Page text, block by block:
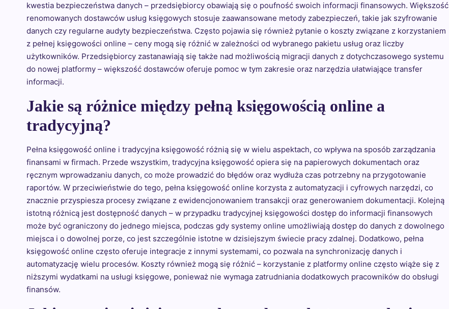
kwestia bezpieczeństwa danych – przedsiębiorcy obawiają się o poufność swoich informacji finansowych. Większość
renomowanych dostawców usług księgowych stosuje zaawansowane metody zabezpieczeń, takie jak szyfrowanie
danych czy regularne audyty bezpieczeństwa. Często pojawia się również pytanie o koszty związane z korzystaniem
z pełnej księgowości online – ceny mogą się różnić w zależności od wybranego pakietu usług oraz liczby
użytkowników. Przedsiębiorcy zastanawiają się także nad możliwością migracji danych z dotychczasowego systemu
do nowej platformy – większość dostawców oferuje pomoc w tym zakresie oraz narzędzia ułatwiające transfer
informacji.
Jakie są różnice między pełną księgowością online a
tradycyjną?
Pełna księgowość online i tradycyjna księgowość różnią się w wielu aspektach, co wpływa na sposób zarządzania
finansami w firmach. Przede wszystkim, tradycyjna księgowość opiera się na papierowych dokumentach oraz
ręcznym wprowadzaniu danych, co może prowadzić do błędów oraz wydłuża czas potrzebny na przygotowanie
raportów. W przeciwieństwie do tego, pełna księgowość online korzysta z automatyzacji i cyfrowych narzędzi, co
znacznie przyspiesza procesy związane z ewidencjonowaniem transakcji oraz generowaniem dokumentacji. Kolejną
istotną różnicą jest dostępność danych – w przypadku tradycyjnej księgowości dostęp do informacji finansowych
może być ograniczony do jednego miejsca, podczas gdy systemy online umożliwiają dostęp do danych z dowolnego
miejsca i o dowolnej porze, co jest szczególnie istotne w dzisiejszym świecie pracy zdalnej. Dodatkowo, pełna
księgowość online często oferuje integracje z innymi systemami, co pozwala na synchronizację danych i
automatyzację wielu procesów. Koszty również mogą się różnić – korzystanie z platformy online często wiąże się z
niższymi wydatkami na usługi księgowe, ponieważ nie wymaga zatrudniania dodatkowych pracowników do obsługi
finansów.